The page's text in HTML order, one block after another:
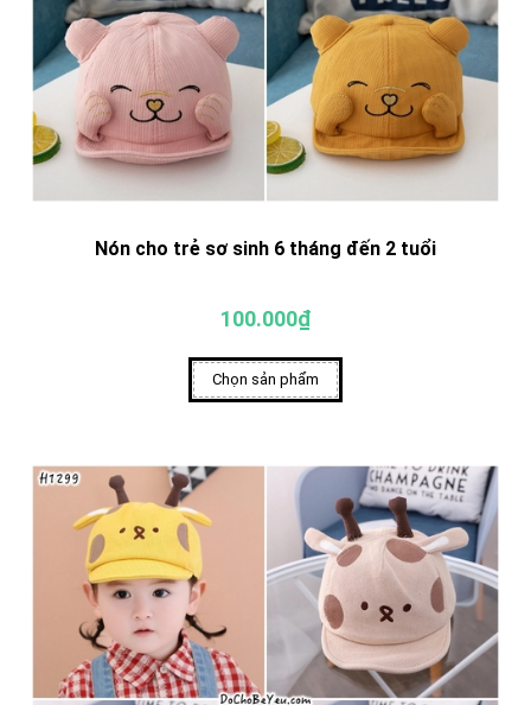
Nón cho trẻ sơ sinh 6 tháng đến 2 tuổi
100.000₫
Chọn sản phẩm